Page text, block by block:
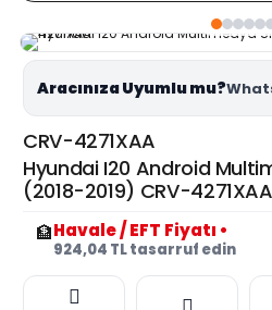
Aracınıza Uyumlu mu?
CRV-4271XAA
Hyundai I20 Android
(2018-2019) CRV-4271XAA
🏦Havale / EFT Fiyatı •
924,04 TL tasarruf edin